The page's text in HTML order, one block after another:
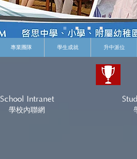
專業團隊 學生成就 升中派位
School Intranet
學校內聯網